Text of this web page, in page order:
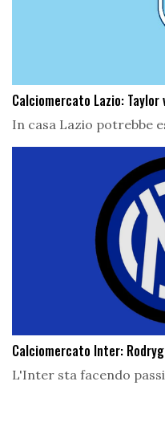
Calciomercato Lazio: Taylor
In casa Lazio potrebbe
Calciomercato Inter:
L'Inter sta facendo